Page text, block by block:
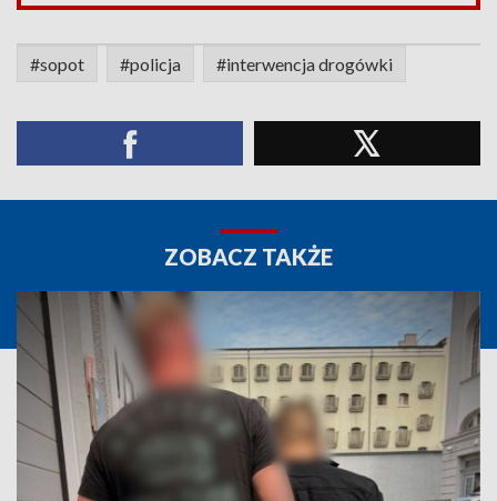
#sopot #policja #interwencja drogówki
ZOBACZ TAKŻE